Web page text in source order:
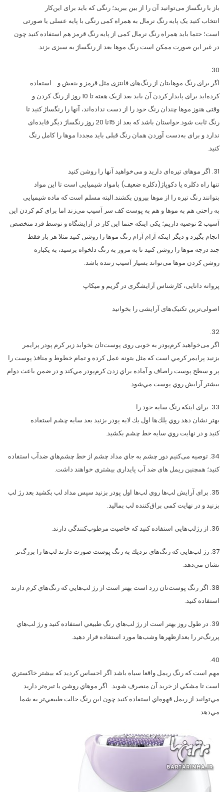
باز با رنگساژ می‌توانید آن را از بین ببرید؛ رنگی که باید برای این‌کار
انتخاب کنید یک پایه رنگ نرمال به همراه کمی رنگی با پایه عسلی یا صورتی
است؛ حتما باید همراه رنگ نرمال کمی از پایه رنگ قرمز هم استفاده کنید چون
در غیر این صورت ممکن است رنگ‌ موها بعد از رنگساژ به سبزی بزند.
30.
اگر برای رنگ موهایتان از رنگ‌های فانتزی مثل قرمز و بنفش و… استفاده
کرده‌اید برای پایدار کردن آن باید بعد ازیک هفته تا 10 روز از رنگ کردن و
وقتی هنوز موها چندان رنگ خود را از دست نداده‌اند، آنها را رنگساژ کنید تا
رنگ ثابت شود.حواستان باشد که بعد از 15تا 20 روز رنگساژ دیگر فایده‌ای
ندارد و برای به‌دست آوردن همان رنگ قبلی باید مجددا موها را کامل رنگ
کنید.
31. اگر موهای تیره‌ای دارید و می‌خواهید آنها را روشن کنید
تنها راه دکلره یا دکوپاژ(دکلره ضعیف) بامواد شیمیایی است تا این مواد
بتوانند رنگ تیره را از موها بیرون بکشند.البته مسلم است که ماده شیمیایی
به راحتی هم به موها و هم به پوست کف سر آسیب می‌زند اما برای کم کردن این
آسیب 2 توصیه داریم؛ یکی اینکه حتما این کار در آرایشگاه و توسط فرد متخصص
انجام بگیرد و دیگر اینکه آرام آرام رنگ موها را روشن کنید مثلا هر بار فقط
چند درجه موها را روشن کنید تا به مرور به رنگ دلخواه برسید، به یکباره
روشن کردن موها می‌تواند بسیار آسیب زننده باشد.
پروانه دانایی، کارشناس آرایشگری در گریم و میکاپ
اصولی‌ترین تکنیک‌های آرایشی را بخوانید
32.
اگر می‌خواهید کرم‌پودر به خوبی روی پوست‌تان بخوابد زير كرم پودر پرايمر
بزنيد پرایمر كرمي است كه مثل بتونه عمل كرده و تمام خطوط و منافذ پوست را
پر و سطح پوست راصاف و آماده براي زدن كرم‌پودر مي‌كند و در ضمن باعث دوام
بيشتر آرایش روي پوست مي‌شود.
33. برای اینکه رنگ سایه خود را
بهتر نشان دهد روي پلك‌ها اول يك لايه پودر بزنيد بعد سايه چشم استفاده
کنید و در نهایت روي سايه خط چشم بكشيد.
34. توصیه می‌کنیم دور چشم به جاي مداد چشم از خط چشم‌هاي ضدآب استفاده
كنيد؛ همچنین ریمل‌‌ های ضد آب پایداری بیشتری خواهند داشت.
35. برای آرایش لب‌ها روي لب‌ها اول پودر بزنيد سپس مداد لب بکشید بعد رژ لب
بزنید و در نهایت کمی براق‌کننده لب بمالید.
36. از رژلب‌هايي استفاده كنيد كه خاصيت مرطوب‌كنندگي دارند.
37. رژ لب‌هايي كه رنگ‌هاي نزديك به رنگ پوست صورت دارند لب‌ها را بزرگ‌تر
نشان مي‌دهد.
38. اگر رنگ پوست‌تان زرد است بهتر است از رژ لب‌هايي كه رنگ‌هاي كرم دارند
استفاده كنيد.
39. در طول روز بهتر است از رژ لب‌هاي رنگ طبيعي استفاده كنيد و رژ لب‌هاي
پررنگ‌تر را بعدازظهرها وشب‌ها مورد استفاده قرار دهيد.
40.
مهم است كه رنگ ريمل واقعا سياه باشد اگر احساس كرديد كه بيشتر خاكستري
است تا مشكي از خريد آن منصرف شويد. اگر موهاي روشن يا تيره‌تر داريد
مي‌توانيد از ريمل قهوه‌اي استفاده كنيد چون اين رنگ حالت طبيعي‌تر به شما
مي‌دهد.